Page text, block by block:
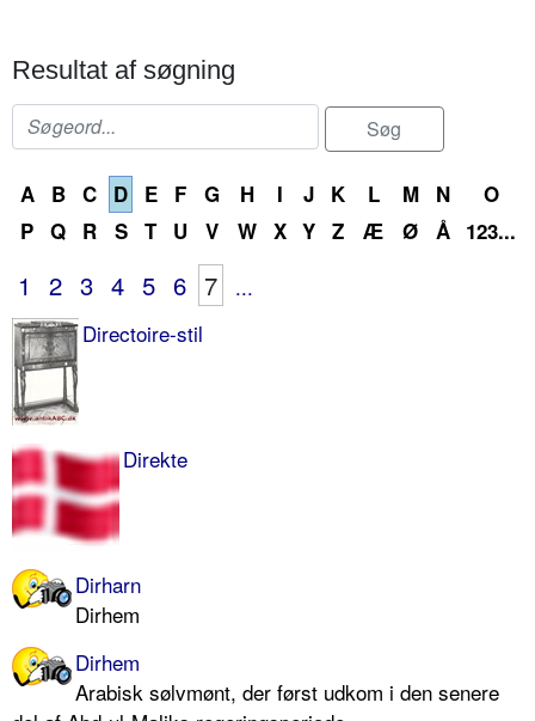
Resultat af søgning
A B C D E F G H I J K L M N
O
P Q R S T U V W X Y Z Æ Ø Å 123...
1 2 3 4 5 6 7
...
Directoire-stil
Direkte
Dirharn
Dirhem
Dirhem
Arabisk sølvmønt, der først udkom i den senere